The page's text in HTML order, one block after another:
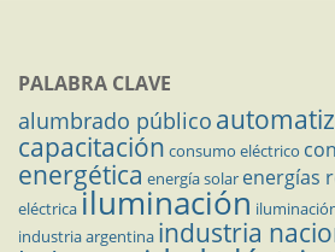
PALABRA CLAVE
alumbrado público
capacitación consumo eléctrico
energética energía solar energías
eléctricailuminación
industria argentina industria